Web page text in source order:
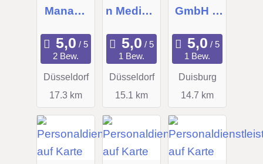
Manage
Consulta
nts
GmbH
2 Bew.
Düsseldorf
17.3 km
n Medical
1 Bew.
Düsseldorf
15.1 km
GmbH &
1 Bew.
Duisburg
14.7 km